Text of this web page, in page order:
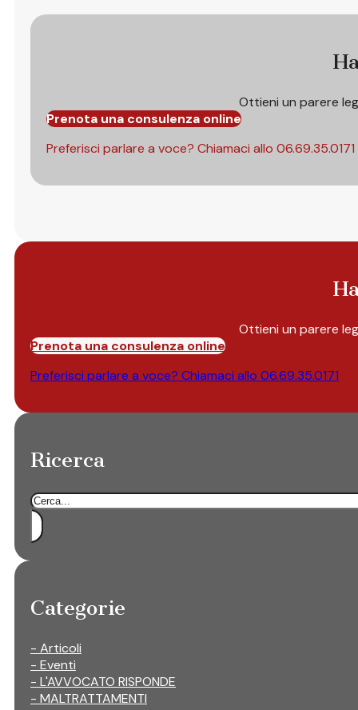
Ottieni un parere
Prenota una consulenza online
Preferisci parlare a voce? Chiamaci allo 06.69.35.0171
Ottieni un parere
Prenota una consulenza online
Preferisci parlare a voce? Chiamaci allo 06.69.35.0171
Ricerca
Cerca
Categorie
- Articoli
- Eventi
- L'AVVOCATO RISPONDE
- MALTRATTAMENTI